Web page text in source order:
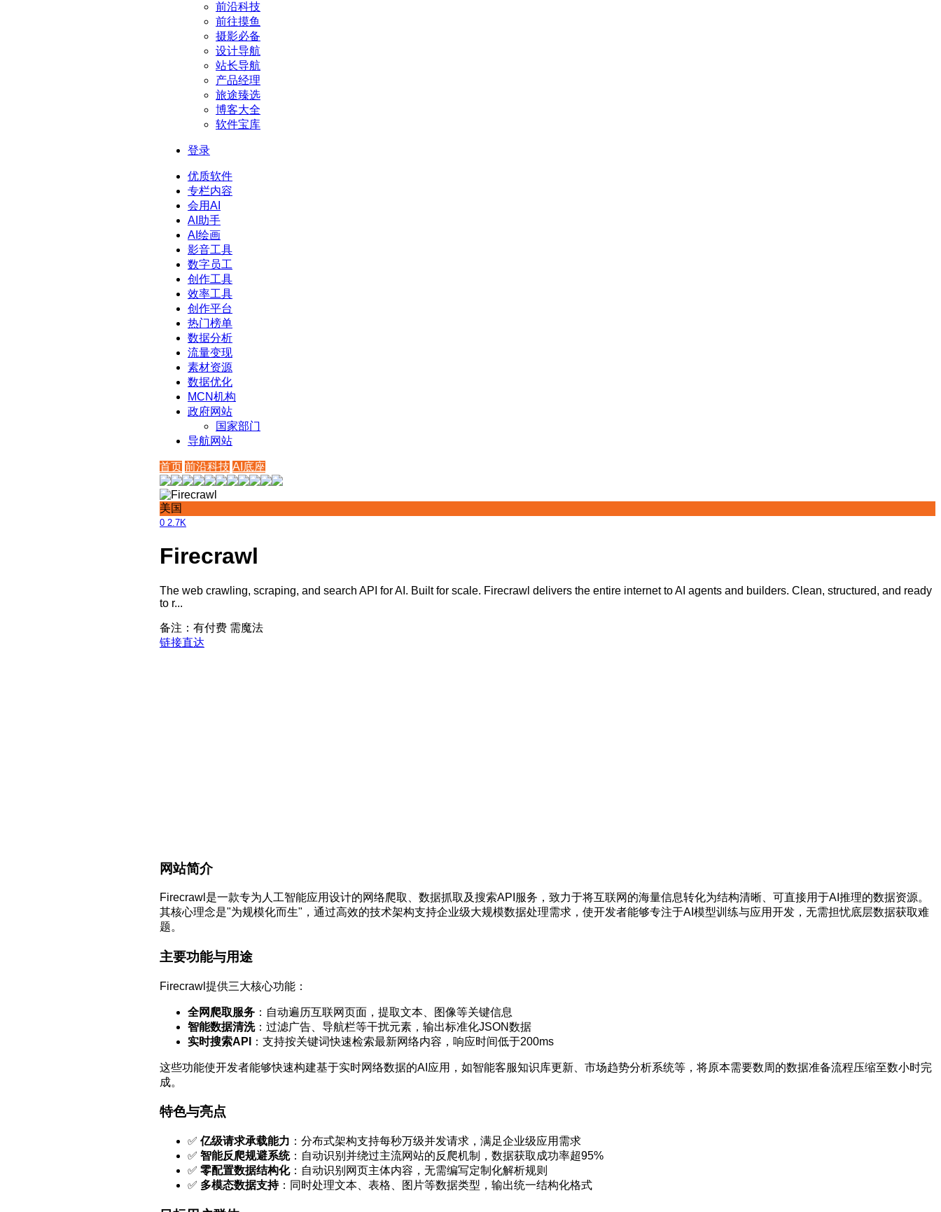
前沿科技
前往摸鱼
摄影必备
设计导航
站长导航
产品经理
旅途臻选
博客大全
软件宝库
登录
优质软件
专栏内容
会用AI
AI助手
AI绘画
影音工具
数字员工
创作工具
效率工具
创作平台
热门榜单
数据分析
流量变现
素材资源
数据优化
MCN机构
政府网站
国家部门
导航网站
首页 前沿科技 AI底座
美国
0 2.7K
Firecrawl
The web crawling, scraping, and search API for AI. Built for scale. Firecrawl delivers the entire internet to AI agents and builders. Clean, structured, and ready
to r...
备注：有付费 需魔法
链接直达
网站简介
Firecrawl是一款专为人工智能应用设计的网络爬取、数据抓取及搜索API服务，致力于将互联网的海量信息转化为结构清晰、可直接用于AI推理的数据资源。
其核心理念是"为规模化而生"，通过高效的技术架构支持企业级大规模数据处理需求，使开发者能够专注于AI模型训练与应用开发，无需担忧底层数据获取难
题。
主要功能与用途
Firecrawl提供三大核心功能：
全网爬取服务 ：自动遍历互联网页面，提取文本、图像等关键信息
智能数据清洗：过滤广告、导航栏等干扰元素，输出标准化JSON数据
实时搜索API
：支持按关键词快速检索最新网络内容，响应时间低于200ms
这些功能使开发者能够快速构建基于实时网络数据的AI应用，如智能客服知识库更新、市场趋势分析系统等，将原本需要数周的数据准备流程压缩至数小时完
成。
特色与亮点
✅ 亿级请求承载能力 ：分布式架构支持每秒万级并发请求，满足企业级应用需求
✅ 智能反爬规避系统：自动识别并绕过主流网站的反爬机制，数据获取成功率超95%
✅ 零配置数据结构化：自动识别网页主体内容，无需编写定制化解析规则
✅ 多模态数据支持：同时处理文本、表格、图片等数据类型，输出统一结构化格式